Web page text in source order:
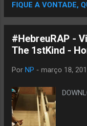
FIQUE A VONTADE,
#HebreuRAP -
The 1stKind -
Por NP - março 18,